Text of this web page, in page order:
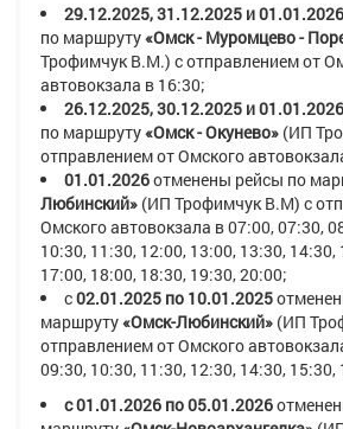
29.12.2025, 31.12.2025 и 01.01.2026
по маршруту«Омск - Муромцево -
Трофимчук В.М.) с отправлением от
автовокзала в 16:30;
26.12.2025, 30.12.2025 и 01.01.2026
по маршруту«Омск - Окунево» (ИП
отправлением от Омского
01.01.2026отменены рейсы по
Любинский» (ИП Трофимчук В.М) с
Омского автовокзала в07:00, 07:30,
10:30, 11:30, 12:00, 13:00, 13:30,
17:00, 18:00, 18:30, 19:30, 20:00;
с02.01.2025 по 10.01.2025
маршруту«Омск-Любинский» (ИП
отправлением от Омского
09:30, 10:30, 11:30, 12:30, 14:30, 15:30,
с 01.01.2026 по 05.01.2026